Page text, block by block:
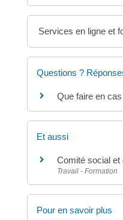
Services en ligne et
Questions ?
Que faire en
Et aussi
Comité social et
Travail - Formation
Pour en savoir plus